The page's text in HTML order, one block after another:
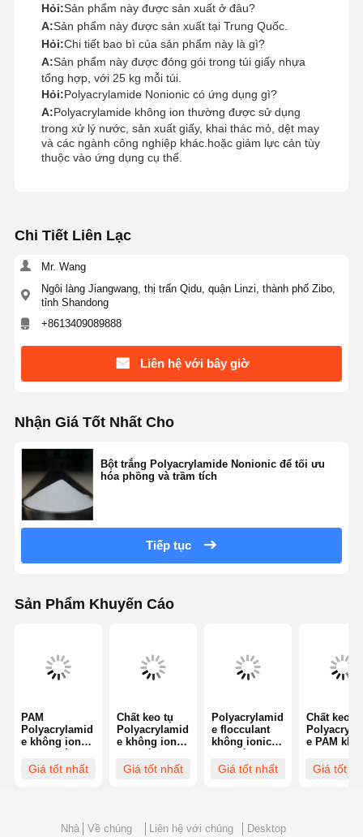
Hỏi:Sản phẩm này được sản xuất ở đâu?
A:Sản phẩm này được sản xuất tại Trung Quốc.
Hỏi:Chi tiết bao bì của sản phẩm này là gì?
A:Sản phẩm này được đóng gói trong túi giấy nhựa
tổng hợp, với 25 kg mỗi túi.
Hỏi:Polyacrylamide Nonionic có ứng dụng gì?
A:Polyacrylamide không ion thường được sử dụng
trong xử lý nước, sản xuất giấy, khai thác mỏ, dệt may
và các ngành công nghiệp khác.hoặc giảm lực cản tùy
thuộc vào ứng dụng cụ thể.
Chi Tiết Liên Lạc
Mr. Wang
Ngôi làng Jiangwang, thị trấn Qidu, quận Linzi, thành phố Zibo,
tỉnh Shandong
+8613409089888
Liên hệ với bây giờ
Nhận Giá Tốt Nhất Cho
Bột trắng Polyacrylamide Nonionic để tối ưu
hóa phồng và trầm tích
Tiếp tục
Sản Phẩm Khuyến Cáo
PAM
Polyacrylamid
e không ionic
nước Độ ổn
Giá tốt nhất
Chất keo tụ
Polyacrylamid
e không ion
lượng chất
Giá tốt nhất
Polyacrylamid
e flocculant
không ionic
lượng rắn ≤
Giá tốt nhất
Chất keo tụ
e PAM
lượng chất
Giá tốt
Nhà Về chúng Liên hệ với chúng Desktop